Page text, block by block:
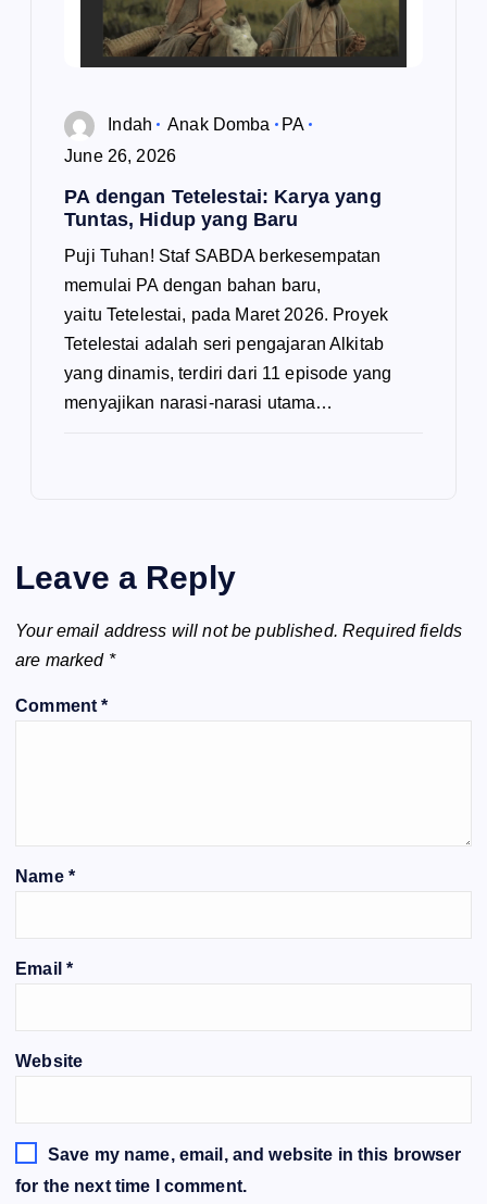
Indah Anak Domba
PA
June 26, 2026
PA dengan Tetelestai: Karya yang
Tuntas, Hidup yang Baru
Puji Tuhan! Staf SABDA berkesempatan
memulai PA dengan bahan baru,
yaitu Tetelestai, pada Maret 2026. Proyek
Tetelestai adalah seri pengajaran Alkitab
yang dinamis, terdiri dari 11 episode yang
menyajikan narasi-narasi utama…
Leave a Reply
Your email address will not be published. Required fields
are marked *
Comment*
Name *
Email *
Website
Save my name, email, and website in this browser
for the next time I comment.